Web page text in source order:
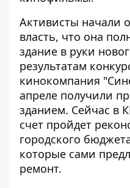
Активисты начали
власть, что она
здание в руки
результатам
кинокомпания
апреле получили
зданием. Сейчас в
счет пройдет
городского
которые сами
ремонт.